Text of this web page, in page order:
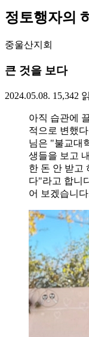
정토행자의
중울산지회
큰 것을 보다
2024.05.08. 15,342
아직 습관에
적으로 변했
님은 "불교대
생들을 보고
한 돈 안 받고
다"라고 합니
어 보겠습니